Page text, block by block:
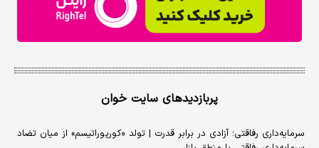
پربازدیدهای سایت خوان
سرمایه‌داری رفاقتی؛ آزادی در برابر قدرت | تولد «کورپوراتیسم» از میان تضاد